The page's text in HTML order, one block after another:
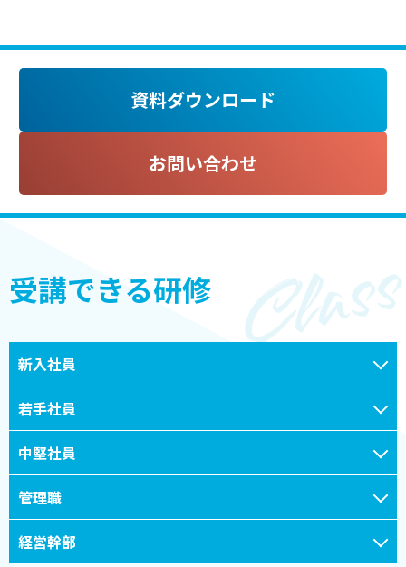
資料ダウンロード
お問い合わせ
受講できる研修
新入社員
若手社員
中堅社員
管理職
経営幹部